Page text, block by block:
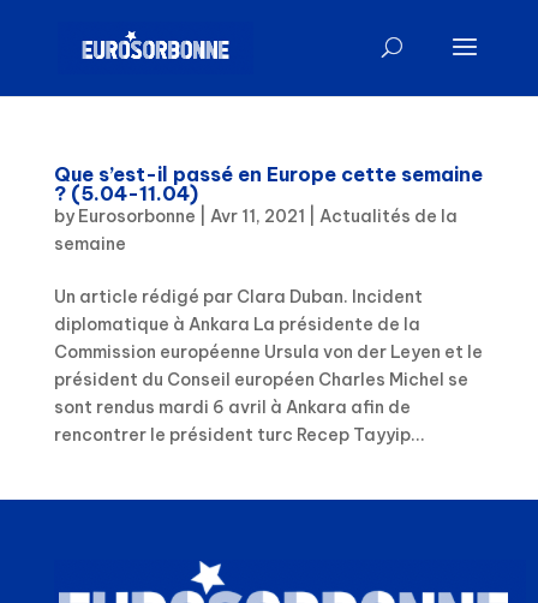
Que s’est-il passé en Europe cette semaine
? (5.04-11.04)
by Eurosorbonne Avr 11, 2021
Actualités de la
semaine
Un article rédigé par Clara Duban. Incident
diplomatique à Ankara La présidente de la
Commission européenne Ursula von der Leyen et le
président du Conseil européen Charles Michel se
sont rendus mardi 6 avril à Ankara afin de
rencontrer le président turc Recep Tayyip...